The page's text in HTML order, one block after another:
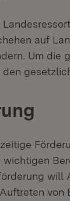
auf
Um die
wichtigen
von